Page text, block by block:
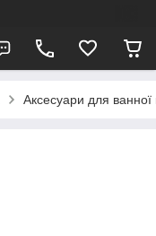
Аксесуари для ванної